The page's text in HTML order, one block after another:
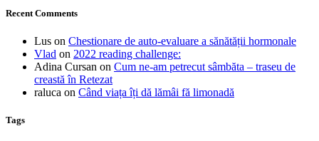
Recent Comments
Lus on Chestionare de auto-evaluare a sănătății hormonale
Vlad on 2022 reading challenge:
Adina Cursan on Cum ne-am petrecut sâmbăta – traseu de
creastă în Retezat
raluca on Când viața îți dă lămâi fă limonadă
Tags